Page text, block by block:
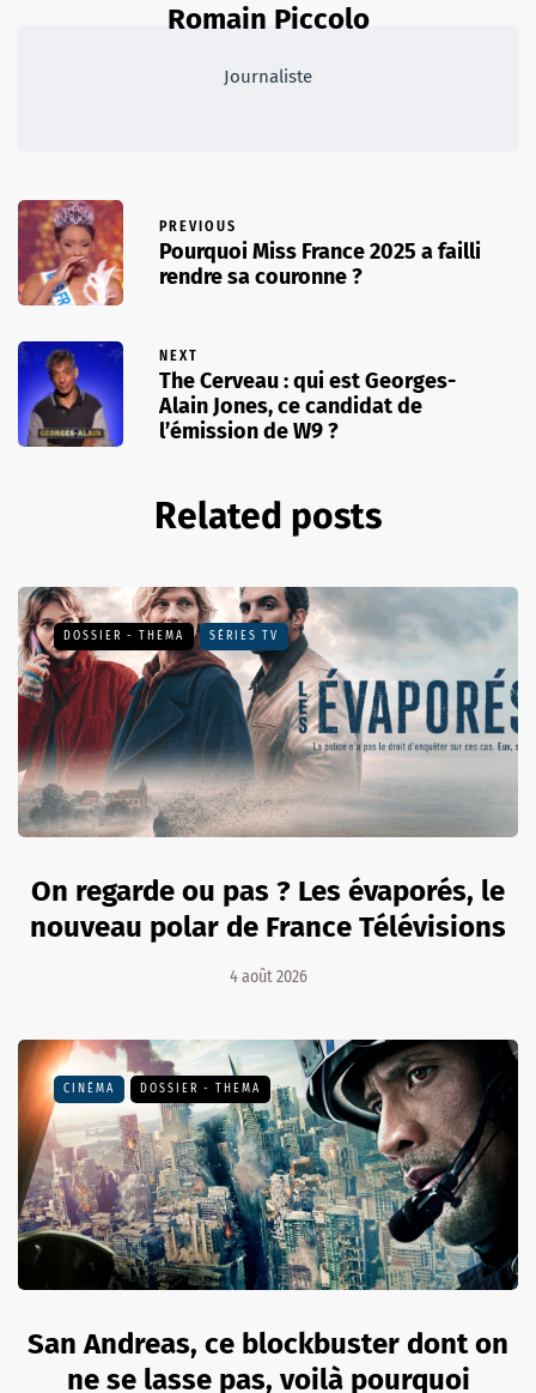
Romain Piccolo
Journaliste
PREVIOUS
Pourquoi Miss France 2025 a failli
rendre sa couronne ?
NEXT
The Cerveau : qui est Georges-
Alain Jones, ce candidat de
l’émission de W9 ?
Related posts
DOSSIER - THEMA SÉRIES TV
On regarde ou pas ? Les évaporés, le
nouveau polar de France Télévisions
4 août 2026
CINÉMA DOSSIER - THEMA
San Andreas, ce blockbuster dont on
ne se lasse pas, voilà pourquoi